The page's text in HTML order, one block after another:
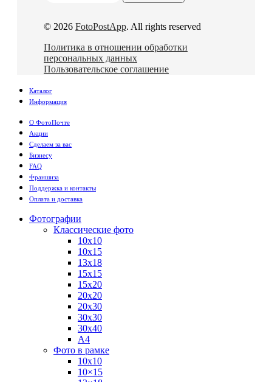
© 2026 FotoPostApp. All rights reserved
Политика в отношении обработки
персональных данных
Пользовательское соглашение
Каталог
Информация
О ФотоПочте
Акции
Сделаем за вас
Бизнесу
FAQ
Франшиза
Поддержка и контакты
Оплата и доставка
Фотографии
Классические фото
10х10
10х15
13х18
15х15
15х20
20х20
20х30
30х30
30х40
А4
Фото в рамке
10х10
10×15